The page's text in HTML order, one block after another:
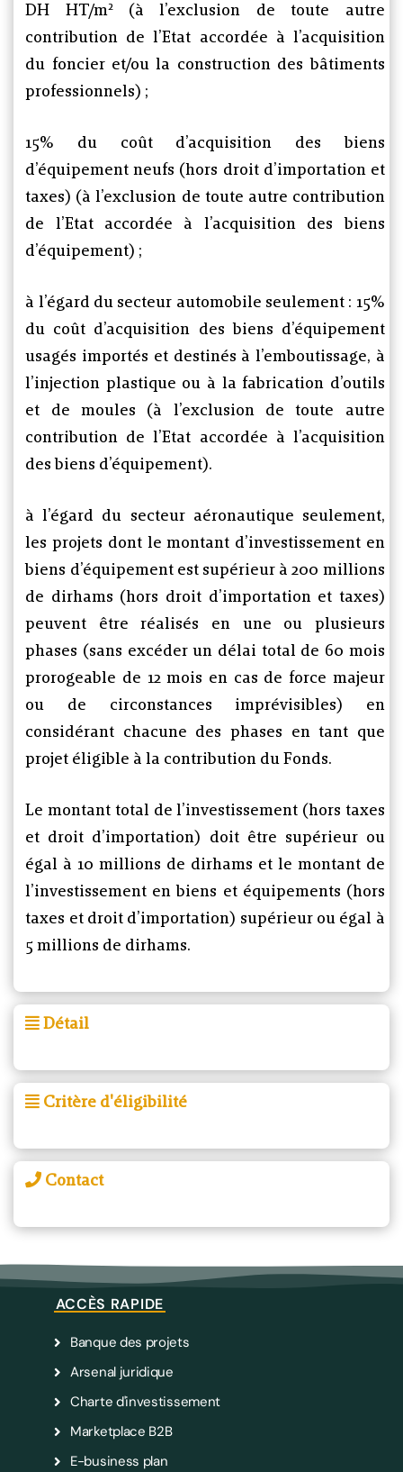
DH HT/m² (à l’exclusion de toute autre
contribution de l’Etat accordée à l’acquisition
du foncier et/ou la construction des bâtiments
professionnels) ;
15% du coût d’acquisition des biens
d’équipement neufs (hors droit d’importation et
taxes) (à l’exclusion de toute autre contribution
de l’Etat accordée à l’acquisition des biens
d’équipement) ;
à l’égard du secteur automobile seulement : 15%
du coût d’acquisition des biens d’équipement
usagés importés et destinés à l’emboutissage, à
l’injection plastique ou à la fabrication d’outils
et de moules (à l’exclusion de toute autre
contribution de l’Etat accordée à l’acquisition
des biens d’équipement).
à l’égard du secteur aéronautique seulement,
les projets dont le montant d’investissement en
biens d’équipement est supérieur à 200 millions
de dirhams (hors droit d’importation et taxes)
peuvent être réalisés en une ou plusieurs
phases (sans excéder un délai total de 60 mois
prorogeable de 12 mois en cas de force majeur
ou de circonstances imprévisibles) en
considérant chacune des phases en tant que
projet éligible à la contribution du Fonds.
Le montant total de l’investissement (hors taxes
et droit d’importation) doit être supérieur ou
égal à 10 millions de dirhams et le montant de
l’investissement en biens et équipements (hors
taxes et droit d’importation) supérieur ou égal à
5 millions de dirhams.
Détail
Critère d'éligibilité
Contact
ACCÈS RAPIDE
Banque des projets
Arsenal juridique
Charte d'investissement
Marketplace B2B
E-business plan